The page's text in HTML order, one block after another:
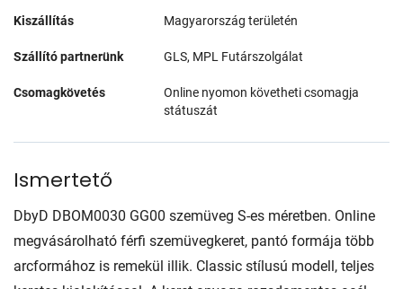
Kiszállítás Magyarország területén
Szállító partnerünk GLS, MPL Futárszolgálat
Csomagkövetés
Online nyomon követheti csomagja
státuszát
Ismertető
DbyD DBOM0030 GG00 szemüveg S-es méretben. Online
megvásárolható férfi szemüvegkeret, pantó formája több
arcformához is remekül illik. Classic stílusú modell, teljes